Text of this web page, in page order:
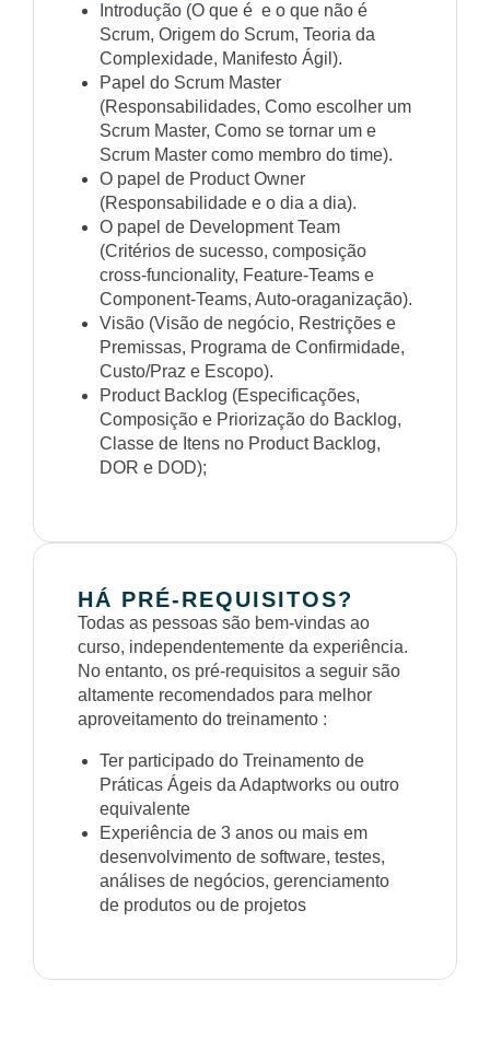
Introdução (O que é e o que não é
Scrum, Origem do Scrum, Teoria da
Complexidade, Manifesto Ágil).
Papel do Scrum Master
(Responsabilidades, Como escolher um
Scrum Master, Como se tornar um e
Scrum Master como membro do time).
O papel de Product Owner
(Responsabilidade e o dia a dia).
O papel de Development Team
(Critérios de sucesso, composição
cross-funcionality, Feature-Teams e
Component-Teams, Auto-oraganização).
Visão (Visão de negócio, Restrições e
Premissas, Programa de Confirmidade,
Custo/Praz e Escopo).
Product Backlog (Especificações,
Composição e Priorização do Backlog,
Classe de Itens no Product Backlog,
DOR e DOD);
HÁ PRÉ-REQUISITOS?
Todas as pessoas são bem-vindas ao
curso, independentemente da experiência.
No entanto, os pré-requisitos a seguir são
altamente recomendados para melhor
aproveitamento do treinamento :
Ter participado do Treinamento de
Práticas Ágeis da Adaptworks ou outro
equivalente
Experiência de 3 anos ou mais em
desenvolvimento de software, testes,
análises de negócios, gerenciamento
de produtos ou de projetos